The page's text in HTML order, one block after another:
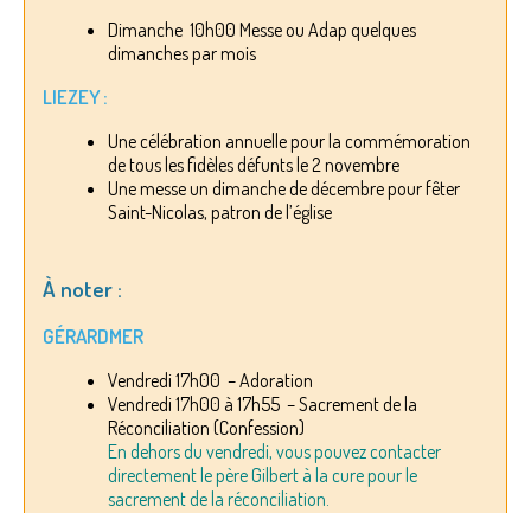
Dimanche 10h00 Messe ou Adap quelques
dimanches par mois
LIEZEY :
Une célébration annuelle pour la commémoration
de tous les fidèles défunts le 2 novembre
Une messe un dimanche de décembre pour fêter
Saint-Nicolas, patron de l’église
À noter :
GÉRARDMER
Vendredi 17h00 – Adoration
Vendredi 17h00 à 17h55 – Sacrement de la
Réconciliation (Confession)
En dehors du vendredi, vous pouvez contacter
directement le père Gilbert à la cure pour le
sacrement de la réconciliation.